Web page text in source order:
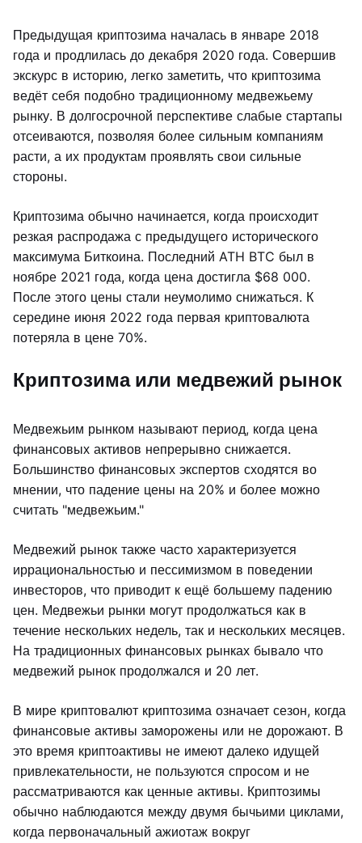
Предыдущая криптозима началась в январе 2018
года и продлилась до декабря 2020 года. Совершив
экскурс в историю, легко заметить, что криптозима
ведёт себя подобно традиционному медвежьему
рынку. В долгосрочной перспективе слабые стартапы
отсеиваются, позволяя более сильным компаниям
расти, а их продуктам проявлять свои сильные
стороны.
Криптозима обычно начинается, когда происходит
резкая распродажа с предыдущего исторического
максимума Биткоина. Последний ATH BTC был в
ноябре 2021 года, когда цена достигла $68 000.
После этого цены стали неумолимо снижаться. К
середине июня 2022 года первая криптовалюта
потеряла в цене 70%.
Криптозима или медвежий рынок
Медвежьим рынком называют период, когда цена
финансовых активов непрерывно снижается.
Большинство финансовых экспертов сходятся во
мнении, что падение цены на 20% и более можно
считать "медвежьим."
Медвежий рынок также часто характеризуется
иррациональностью и пессимизмом в поведении
инвесторов, что приводит к ещё большему падению
цен. Медвежьи рынки могут продолжаться как в
течение нескольких недель, так и нескольких месяцев.
На традиционных финансовых рынках бывало что
медвежий рынок продолжался и 20 лет.
В мире криптовалют криптозима означает сезон, когда
финансовые активы заморожены или не дорожают. В
это время криптоактивы не имеют далеко идущей
привлекательности, не пользуются спросом и не
рассматриваются как ценные активы. Криптозимы
обычно наблюдаются между двумя бычьими циклами,
когда первоначальный ажиотаж вокруг